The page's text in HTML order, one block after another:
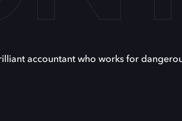
accountant who works for